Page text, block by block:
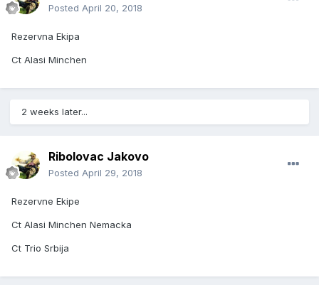
Posted April 20, 2018
Rezervna Ekipa
Ct Alasi Minchen
2 weeks later...
Ribolovac Jakovo
Posted April 29, 2018
Rezervne Ekipe
Ct Alasi Minchen Nemacka
Ct Trio Srbija